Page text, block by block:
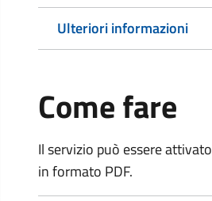
Ulteriori informazioni
Come fare
Il servizio può essere
in formato PDF.